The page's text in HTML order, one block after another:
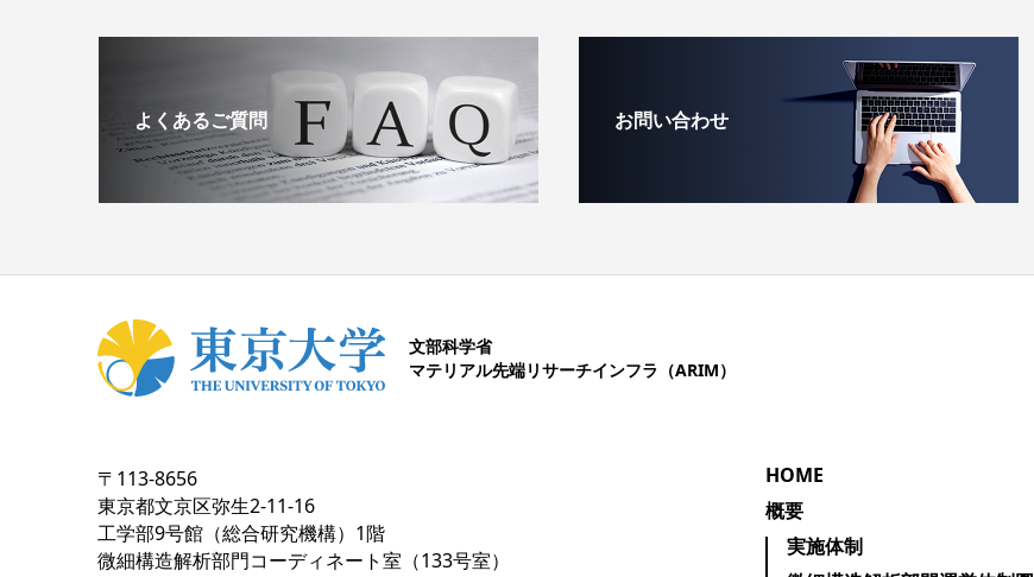
よくあるご質問 お問い合わせ
文部科学省
マテリアル先端リサーチインフラ（ARIM）
〒113-8656
東京都文京区弥生2-11-16
工学部9号館（総合研究機構）1階
微細構造解析部門コーディネート室（133号室）
HOME
概要
実施体制